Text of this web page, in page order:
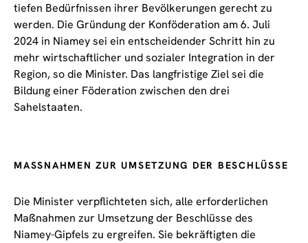
tiefen Bedürfnissen ihrer Bevölkerungen gerecht zu
werden. Die Gründung der Konföderation am 6. Juli
2024 in Niamey sei ein entscheidender Schritt hin zu
mehr wirtschaftlicher und sozialer Integration in der
Region, so die Minister. Das langfristige Ziel sei die
Bildung einer Föderation zwischen den drei
Sahelstaaten.
MASSNAHMEN ZUR UMSETZUNG DER BESCHLÜSSE
Die Minister verpflichteten sich, alle erforderlichen
Maßnahmen zur Umsetzung der Beschlüsse des
Niamey-Gipfels zu ergreifen. Sie bekräftigten die